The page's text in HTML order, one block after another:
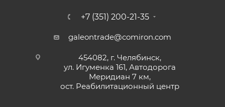
+7 (351) 200-21-35
galeontrade@comiron.com
454082, г. Челябинск,
ул. Игуменка 161, Автодорога
Меридиан 7 км,
ост. Реабилитационный центр